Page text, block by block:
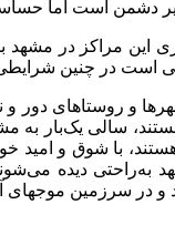
است اما
این مراکز در مشهد
است در چنین
و روستاهای دور
هستند، سالی
با شوق و
به‌راحتی دیده
سرزمین موجهای